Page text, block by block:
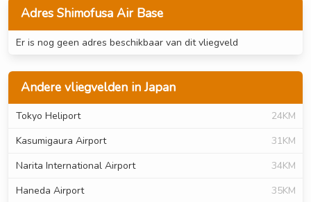
Adres Shimofusa Air Base
Er is nog geen adres beschikbaar van dit vliegveld
Andere vliegvelden in Japan
Tokyo Heliport
24KM
Kasumigaura Airport
31KM
Narita International Airport
34KM
Haneda Airport
35KM